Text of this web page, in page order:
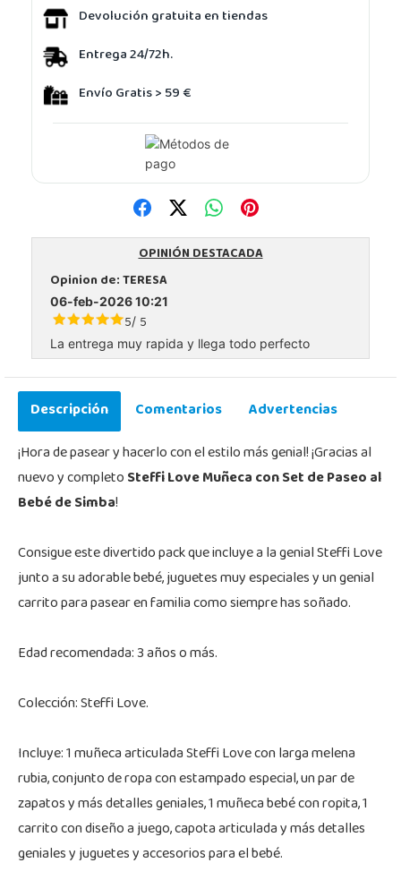
Devolución gratuita en tiendas
Entrega 24/72h.
Envío Gratis > 59 €
OPINIÓN DESTACADA
Opinion de:TERESA
06-feb-2026 10:21
5/ 5
La entrega muy rapida y llega todo perfecto
Descripción Comentarios
Advertencias
¡Hora de pasear y hacerlo con el estilo más genial! ¡Gracias al
nuevo y completoSteffi Love Muñeca con Set de Paseo al
Bebé de Simba!
Consigue este divertido pack que incluye a la genial Steffi Love
junto a su adorable bebé, juguetes muy especiales y un genial
carrito para pasear en familia como siempre has soñado.
Edad recomendada: 3 años o más.
Colección: Steffi Love.
Incluye: 1 muñeca articulada Steffi Love con larga melena
rubia, conjunto de ropa con estampado especial, un par de
zapatos y más detalles geniales, 1 muñeca bebé con ropita, 1
carrito con diseño a juego, capota articulada y más detalles
geniales y juguetes y accesorios para el bebé.